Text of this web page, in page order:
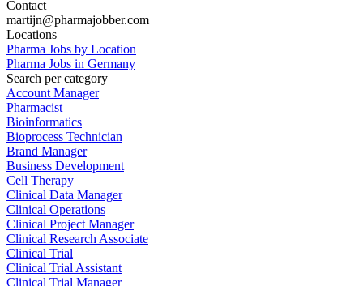
Contact
martijn@pharmajobber.com
Locations
Pharma Jobs by Location
Pharma Jobs in Germany
Search per category
Account Manager
Pharmacist
Bioinformatics
Bioprocess Technician
Brand Manager
Business Development
Cell Therapy
Clinical Data Manager
Clinical Operations
Clinical Project Manager
Clinical Research Associate
Clinical Trial
Clinical Trial Assistant
Clinical Trial Manager